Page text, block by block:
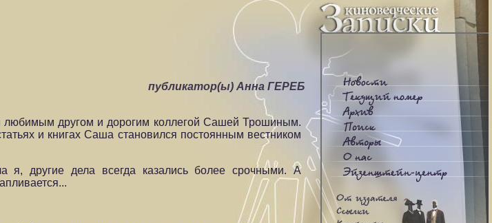
публикатор(ы) Анна ГЕРЕБ
другом и дорогим коллегой Сашей Трошиным.
и книгах Саша становился постоянным вестником
я, другие дела всегда казались более срочными. А